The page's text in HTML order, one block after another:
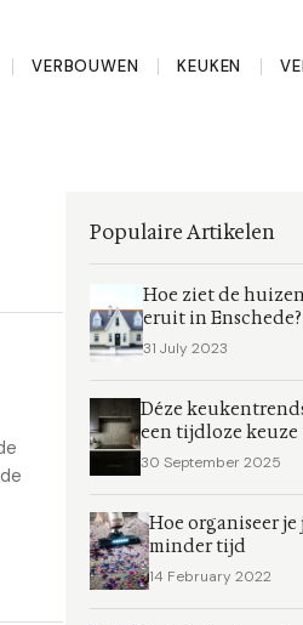
VERBOUWEN KEUKEN
Populaire Artikelen
Hoe ziet de
eruit in Enschede?
31 July 2023
Déze
een tijdloze keuze
30 September 2025
Hoe organiseer
minder tijd
14 February 2022